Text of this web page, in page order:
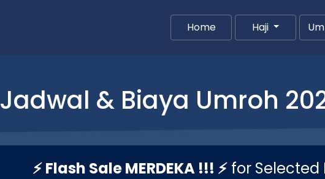
Home(current)Haji
Jadwal & Biaya Umroh
⚡ Flash Sale MERDEKA !!! ⚡for Selected